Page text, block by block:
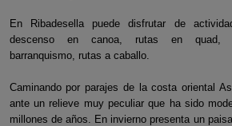
En Ribadesella puede disfrutar de
descenso en canoa, rutas en quad,
barranquismo, rutas a caballo.
Caminando por parajes de la costa oriental
ante un relieve muy peculiar que ha sido
millones de años. En invierno presenta un